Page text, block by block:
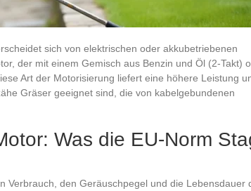
sich von elektrischen oder akkubetriebenen
der mit einem Gemisch aus Benzin und Öl (2-Takt)
Art der Motorisierung liefert eine höhere Leistung
Gräser geeignet sind, die von kabelgebundenen
Was die EU-Norm
Verbrauch, den Geräuschpegel und die Lebensdauer